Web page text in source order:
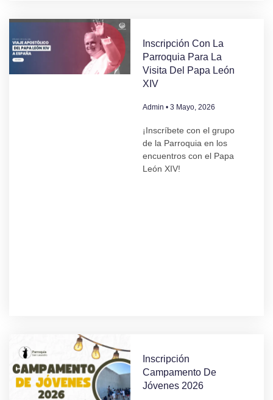
Inscripción Con La
Parroquia Para La
Visita Del Papa León
XIV
Admin 3 Mayo, 2026
¡Inscríbete con el grupo
de la Parroquia en los
encuentros con el Papa
León XIV!
Inscripción
Campamento De
Jóvenes 2026